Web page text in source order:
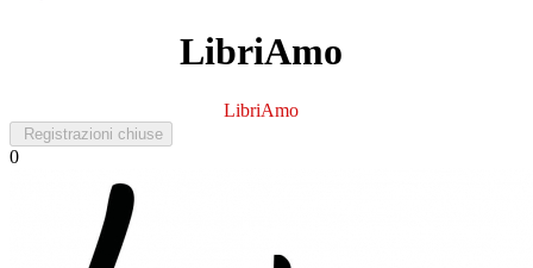
LibriAmo
LibriAmo
Registrazioni chiuse
0